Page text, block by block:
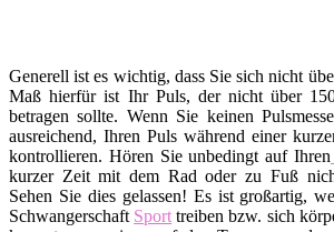
Generell ist es wichtig, dass Sie sich nicht
Maß hierfür ist Ihr Puls, der nicht über
betragen sollte. Wenn Sie keinen
ausreichend, Ihren Puls während einer
kontrollieren. Hören Sie unbedingt auf Ihren
kurzer Zeit mit dem Rad oder zu Fuß
Sehen Sie dies gelassen! Es ist großartig,
Schwangerschaft Sport treiben bzw. sich